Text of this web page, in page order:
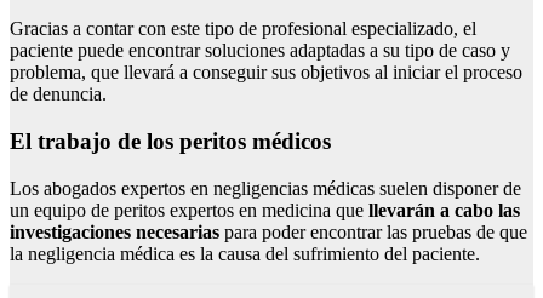
Gracias a contar con este tipo de profesional especializado, el
paciente puede encontrar soluciones adaptadas a su tipo de caso y
problema, que llevará a conseguir sus objetivos al iniciar el proceso
de denuncia.
El trabajo de los peritos médicos
Los abogados expertos en negligencias médicas suelen disponer de
un equipo de peritos expertos en medicina que llevarán a cabo las
investigaciones necesarias para poder encontrar las pruebas de que
la negligencia médica es la causa del sufrimiento del paciente.